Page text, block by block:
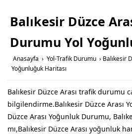
Balıkesir Düzce
Durumu Yol
Anasayfa › Yol-Trafik Durumu › Balıkesir
Yoğunluğuk Haritası
Balıkesir Düzce Arası trafik durumu
bilgilendirme.Balıkesir Düzce Arası
Düzce Arası Yoğunluk Durumu,
mı,Balıkesir Düzce Arası yoğunluk